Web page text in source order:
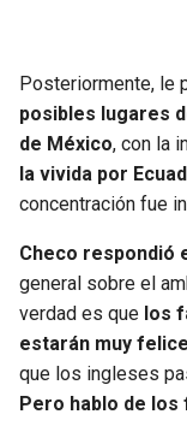
PANTHERS
SAINTS
JAZZ
Posteriormente, le
posibles lugares
de México, con la
la vivida por
concentración fue
Checo respondió
general sobre el
verdad es que los
estarán muy
que los ingleses
Pero hablo de